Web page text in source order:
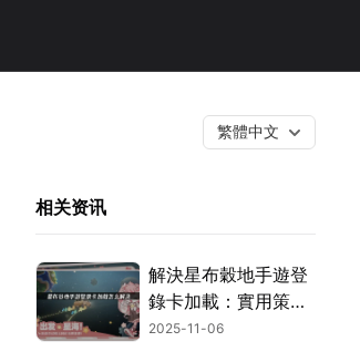
繁體中文
相关资讯
解決星布穀地手遊登
錄卡加載：實用策略
與UU加速器應用！
2025-11-06